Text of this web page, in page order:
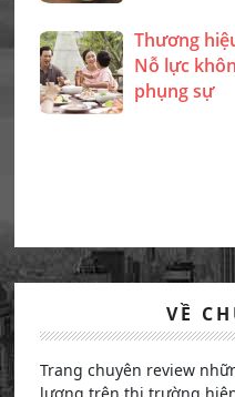
Thương
Nỗ lực
phụng sự
VỀ
Trang chuyên review